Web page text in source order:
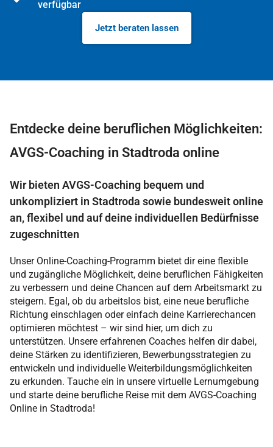
verfügbar
Jetzt beraten lassen
Entdecke deine beruflichen Möglichkeiten:
AVGS-Coaching in Stadtroda online
Wir bieten AVGS-Coaching bequem und
unkompliziert in Stadtroda sowie bundesweit online
an, flexibel und auf deine individuellen Bedürfnisse
zugeschnitten
Unser Online-Coaching-Programm bietet dir eine flexible
und zugängliche Möglichkeit, deine beruflichen Fähigkeiten
zu verbessern und deine Chancen auf dem Arbeitsmarkt zu
steigern. Egal, ob du arbeitslos bist, eine neue berufliche
Richtung einschlagen oder einfach deine Karrierechancen
optimieren möchtest – wir sind hier, um dich zu
unterstützen. Unsere erfahrenen Coaches helfen dir dabei,
deine Stärken zu identifizieren, Bewerbungsstrategien zu
entwickeln und individuelle Weiterbildungsmöglichkeiten
zu erkunden. Tauche ein in unsere virtuelle Lernumgebung
und starte deine berufliche Reise mit dem AVGS-Coaching
Online in Stadtroda!